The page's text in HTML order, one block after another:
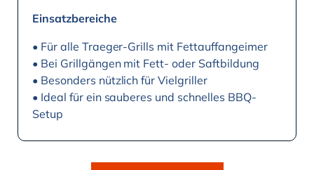
Einsatzbereiche
• Für alle Traeger-Grills mit Fettauffangeimer
• Bei Grillgängen mit Fett- oder Saftbildung
• Besonders nützlich für Vielgriller
• Ideal für ein sauberes und schnelles BBQ-
Setup